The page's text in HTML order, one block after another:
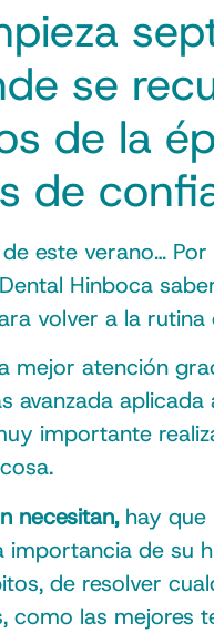
se
de la
de
este verano…
Hinboca
volver a la
atención
importante
necesitan,hay que
de su
de resolver
las